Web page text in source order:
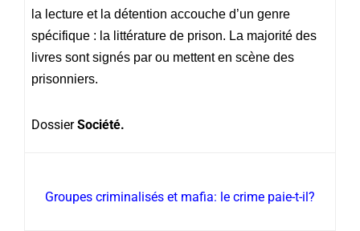
la lecture et la détention accouche d’un genre
spécifique : la littérature de prison. La majorité des
livres sont signés par ou mettent en scène des
prisonniers.
DossierSociété.
Groupes criminalisés et mafia: le crime paie-t-il?